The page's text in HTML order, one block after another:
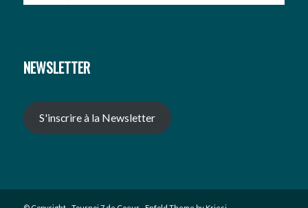
NEWSLETTER
S'inscrire à la Newsletter